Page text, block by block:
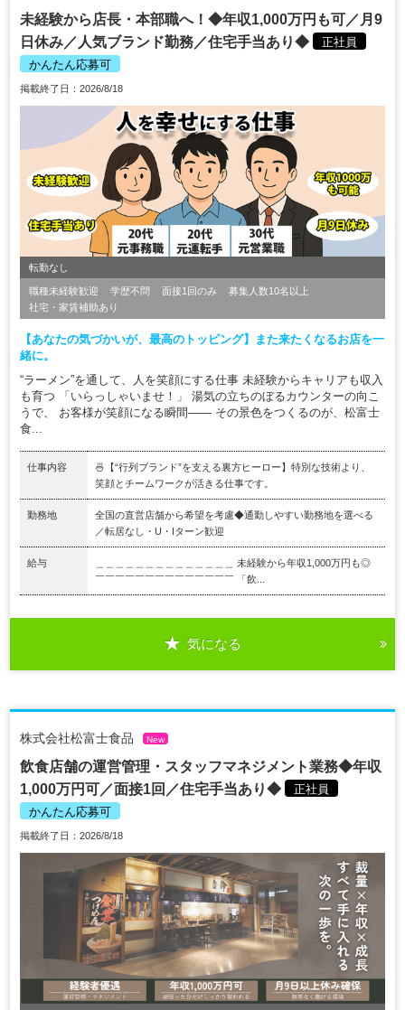
未経験から店長・本部職へ！◆年収1,000万円も可／月9
日休み／人気ブランド勤務／住宅手当あり◆
正社員
かんたん応募可
掲載終了日：2026/8/18
転勤なし
職種未経験歓迎 学歴不問 面接1回のみ
募集人数10名以上
社宅・家賃補助あり
【あなたの気づかいが、最高のトッピング】また来たくなるお店を一
緒に。
“ラーメン”を通して、人を笑顔にする仕事 未経験からキャリアも収入
も育つ 「いらっしゃいませ！」 湯気の立ちのぼるカウンターの向こ
うで、 お客様が笑顔になる瞬間―― その景色をつくるのが、松富士
食...
仕事内容
🍜【“行列ブランド”を支える裏方ヒーロー】特別な技術より、
笑顔とチームワークが活きる仕事です。
勤務地
全国の直営店舗から希望を考慮◆通勤しやすい勤務地を選べる
／転居なし・U・Iターン歓迎
給与
＿＿＿＿＿＿＿＿＿＿＿＿＿＿ 未経験から年収1,000万円も◎
￣￣￣￣￣￣￣￣￣￣￣￣￣￣ 「飲...
気になる
株式会社松富士食品 New
飲食店舗の運営管理・スタッフマネジメント業務◆年収
1,000万円可／面接1回／住宅手当あり◆
正社員
かんたん応募可
掲載終了日：2026/8/18